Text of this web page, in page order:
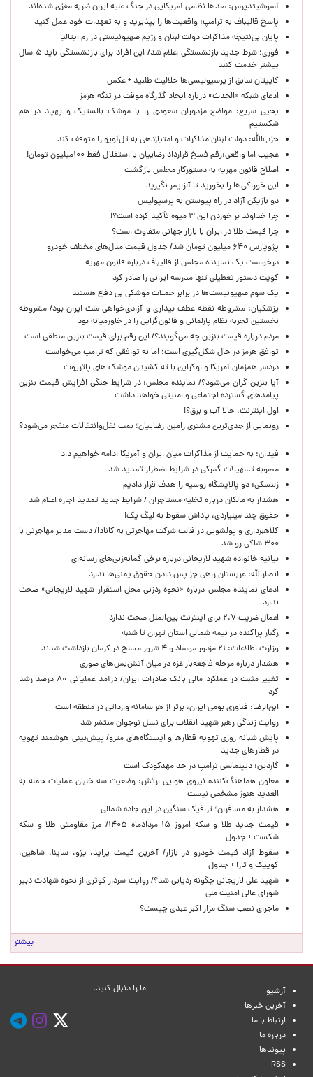
آسوشیتدپرس: صدها نظامی آمریکایی در جنگ علیه ایران ضربه مغزی شده‌اند
پاسخ قالیباف به ترامپ: واقعیت‌ها را بپذیرید و به تعهدات خود عمل کنید
پایان بی‌نتیجه مذاکرات دولت لبنان و رژیم صهیونیستی در رم ایتالیا
فوری؛ شرط جدید بازنشستگی اعلام شد/ این افراد برای بازنشستگی باید ۵ سال
بیشتر خدمت کنند
کاپیتان سابق از پرسپولیسی‌ها حلالیت طلبید + عکس
ادعای شبکه «الحدث» درباره ایجاد گذرگاه موقت در تنگه هرمز
یحیی سریع: مواضع مزدوران سعودی را با موشک بالستیک و پهپاد در هم
شکستیم
حزب‌الله: دولت لبنان مذاکرات و امتیازدهی به تل‌آویو را متوقف کند
عجیب اما واقعی:رقم فسخ قرارداد رضاییان با استقلال فقط ۱۰۰میلیون تومان!
اصلاح قانون مهریه به دستورکار مجلس بازگشت
این خوراکی‌ها را بخورید تا آلزایمر نگیرید
دو بازیکن آزاد در راه پیوستن به پرسپولیس
چرا خداوند بر خوردن این ۳ میوه تأکید کرده است؟!
چرا قیمت طلا در ایران با بازار جهانی متفاوت است؟
پژوپارس ۶۴۰ میلیون تومان شد/ جدول قیمت مدل‌های مختلف خودرو
درخواست یک نماینده مجلس از قالیباف درباره قانون مهریه
کویت دستور تعطیلی تنها مدرسه ایرانی را صادر کرد
یک‌ سوم صهیونیست‌ها در برابر حملات موشکی بی دفاع هستند
پزشکیان: مشروطه نقطه عطف بیداری و آزادی‌خواهی ملت ایران بود/ مشروطه
نخستین تجربه نظام پارلمانی و قانون‌گرایی را در خاورمیانه بود
مردم درباره قیمت بنزین چه می‌گویند؟/ این رقم برای قیمت بنزین منطقی است
توافق هرمز در حال شکل‌گیری است؛ اما نه توافقی که ترامپ می‌خواست
دردسر همزمان آمریکا و اوکراین با ته کشیدن موشک های پاتریوت
آیا بنزین گران می‌شود؟/ نماینده مجلس: در شرایط جنگی افزایش قیمت بنزین
پیامدهای گسترده اجتماعی و امنیتی خواهد داشت
اول اینترنت، حالا آب و برق؟!
رونمایی از جدی‌ترین مشتری رامین رضاییان؛ بمب نقل‌وانتقالات منفجر می‌شود؟
فیدان: به حمایت از مذاکرات میان ایران و آمریکا ادامه خواهیم داد
مصوبه تسهیلات گمرکی در شرایط اضطرار تمدید شد
زلنسکی: دو پالایشگاه روسیه را هدف قرار دادیم
هشدار به مالکان درباره تخلیه مستاجران / شرایط جدید تمدید اجاره اعلام شد
حقوق چند میلیاردی، پاداش سقوط به لیگ یک!
کلاهبرداری و پولشویی در قالب شرکت مهاجرتی به کانادا/ دست مدیر مهاجرتی با
۳۰۰ شاکی رو شد
بیانیه خانواده شهید لاریجانی درباره برخی گمانه‌زنی‌های رسانه‌ای
انصارالله: عربستان راهی جز پس دادن حقوق یمنی‌ها ندارد
ادعای نماینده مجلس درباره «نحوه ردزنی محل استقرار شهید لاریجانی» صحت
ندارد
اعمال ضریب ۲.۷ برای اینترنت بین‌الملل صحت ندارد
رگبار پراکنده در نیمه شمالی استان تهران تا شنبه
وزارت اطلاعات: ۲۱ مزدور موساد و ۴ شرور مسلح در کرمان بازداشت شدند
هشدار درباره مرحله فاجعه‌بار غزه در میان آتش‌بس‌های صوری
تغییر مثبت در عملکرد مالی بانک صادرات ایران/ درآمد عملیاتی ۸۰ درصد رشد
کرد
ابن‌الرضا: فناوری بومی ایران، برتر از هر سامانه وارداتی در منطقه است
روایت زندگی رهبر شهید انقلاب برای نسل نوجوان منتشر شد
پایش شبانه روزی تهویه قطارها و ایستگاه‌های مترو/ پیش‌بینی هوشمند تهویه
در قطارهای جدید
گاردین: دیپلماسی ترامپ در حد مهدکودک است
معاون هماهنگ‌کننده نیروی هوایی ارتش: وضعیت سه خلبان عملیات حمله به
العدید هنوز مشخص نیست
هشدار به مسافران؛ ترافیک سنگین در این جاده شمالی
قیمت جدید طلا و سکه امروز ۱۵ مردادماه ۱۴۰۵/ مرز مقاومتی طلا و سکه
شکست + جدول
سقوط آزاد قیمت خودرو در بازار/ آخرین قیمت پراید، پژو، ساینا، شاهین،
کوییک و تارا + جدول
شهید علی لاریجانی چگونه ردیابی شد؟/ روایت سردار کوثری از نحوه شهادت دبیر
شورای عالی امنیت ملی
ماجرای نصب سنگ مزار اکبر عبدی چیست؟
بیشتر
آرشیو
آخرین خبرها
ارتباط با ما
درباره ما
پیوندها
RSS
ما را دنبال کنید.